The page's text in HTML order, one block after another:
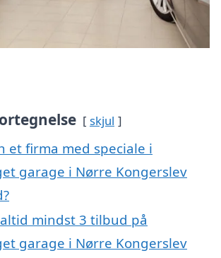
skjul
et firma med speciale i
garage i Nørre Kongerslev
mindst 3 tilbud på
garage i Nørre Kongerslev